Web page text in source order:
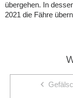
übergehen. In
2021 die Fähre